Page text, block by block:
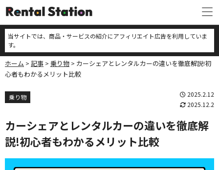
当サイトでは、商品・サービスの紹介にアフィリエイト広告を利用していま
す。
ホーム 記事 乗り物
カーシェアとレンタルカーの違いを徹底解説!初
心者もわかるメリット比較
乗り物
2025.2.12
2025.12.2
カーシェアとレンタルカーの違いを徹底解
説!初心者もわかるメリット比較